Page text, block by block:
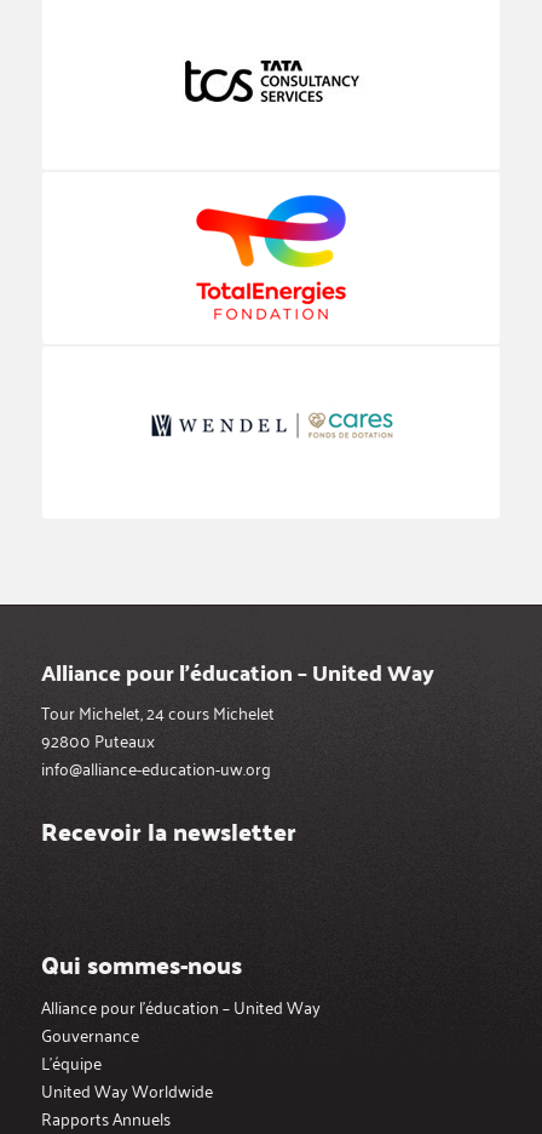
Alliance pour l’éducation – United Way
Tour Michelet, 24 cours Michelet
92800 Puteaux
info@alliance-education-uw.org
Recevoir la newsletter
Qui sommes-nous
Alliance pour l’éducation – United Way
Gouvernance
L’équipe
United Way Worldwide
Rapports Annuels